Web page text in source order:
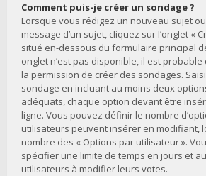
Comment puis-je créer un sondage ?
Lorsque vous rédigez un nouveau sujet
message d’un sujet, cliquez sur l’onglet «
situé en-dessous du formulaire principal
onglet n’est pas disponible, il est probable
la permission de créer des sondages.
sondage en incluant au moins deux
adéquats, chaque option devant être
ligne. Vous pouvez définir le nombre
utilisateurs peuvent insérer en modifiant,
nombre des « Options par utilisateur ».
spécifier une limite de temps en jours et
utilisateurs à modifier leurs votes.